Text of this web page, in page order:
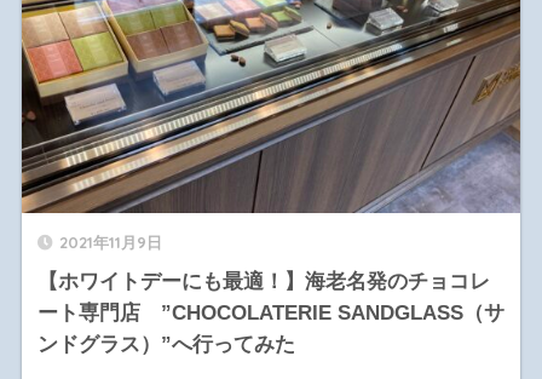
2021年11月9日
【ホワイトデーにも最適！】海老名発のチョコレ
ート専門店 ”CHOCOLATERIE SANDGLASS（サ
ンドグラス）”へ行ってみた